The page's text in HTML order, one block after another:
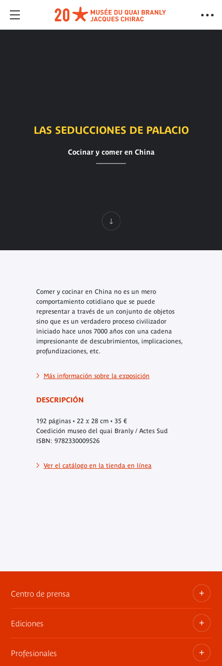
LAS SEDUCCIONES DE PALACIO
Cocinar y comer en China
Comer y cocinar en Chinano es un mero
comportamiento cotidiano que se puede
representar a través de un conjunto de objetos
sino que es un verdadero proceso civilizador
iniciado hace unos 7000 años con una cadena
impresionante de descubrimientos, implicaciones,
profundizaciones, etc.
Más información sobre la exposición
DESCRIPCIÓN
192 páginas • 22 x 28 cm • 35 €
Coedición museo del quai Branly / Actes Sud
ISBN: 9782330009526
Ver el catálogo en la tienda en línea
Centro de prensa
Dosieres, comunicados de prensa, anuncios de
exposiciones
Ediciones
Las publicaciones del museo
Profesionales